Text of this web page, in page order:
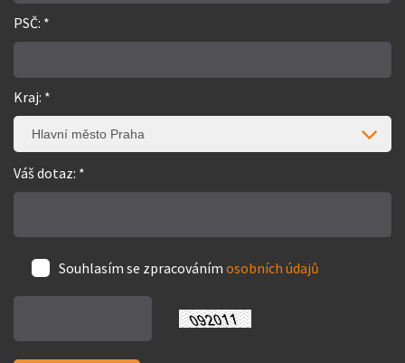
PSČ: *
Kraj: *
Hlavní město Praha
Váš dotaz: *
Souhlasím se zpracováním osobních údajů